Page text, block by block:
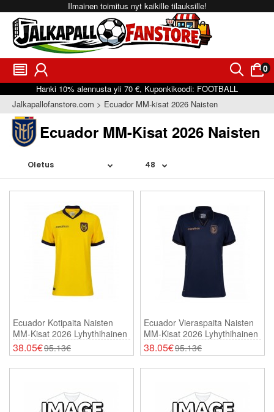
Ilmainen toimitus nyt kaikille tilauksille!
󰂩 󰃳 󰂨 0
󰃠
Hanki 10% alennusta yli 70 €, Kuponkikoodi: FOOTBALL
Jalkapallofanstore.com
Ecuador MM-kisat 2026 Naisten
Ecuador MM-Kisat 2026 Naisten
Ecuador Kotipaita Naisten
MM-Kisat 2026 Lyhythihainen
38.05€95.13€
Ecuador Vieraspaita Naisten
MM-Kisat 2026 Lyhythihainen
38.05€95.13€